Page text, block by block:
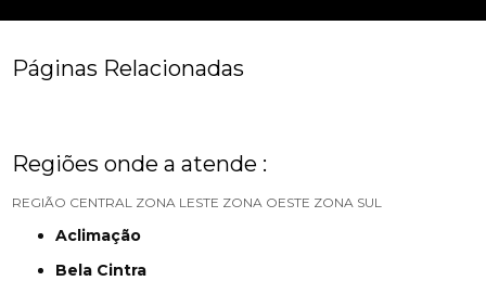
Páginas Relacionadas
Regiões onde a atende :
REGIÃO CENTRAL ZONA LESTE ZONA OESTE ZONA SUL
Aclimação
Bela Cintra